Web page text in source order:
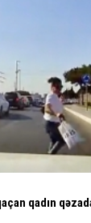
qadın